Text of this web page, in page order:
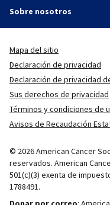
Sobre nosotros
Mapa del sitio
Declaración de privacidad
Declaración de privacidad
Sus derechos de privacidad
Términos y condiciones de
Avisos de Recaudación
© 2026 American Cancer
reservados. American
501(c)(3) exenta de
1788491.